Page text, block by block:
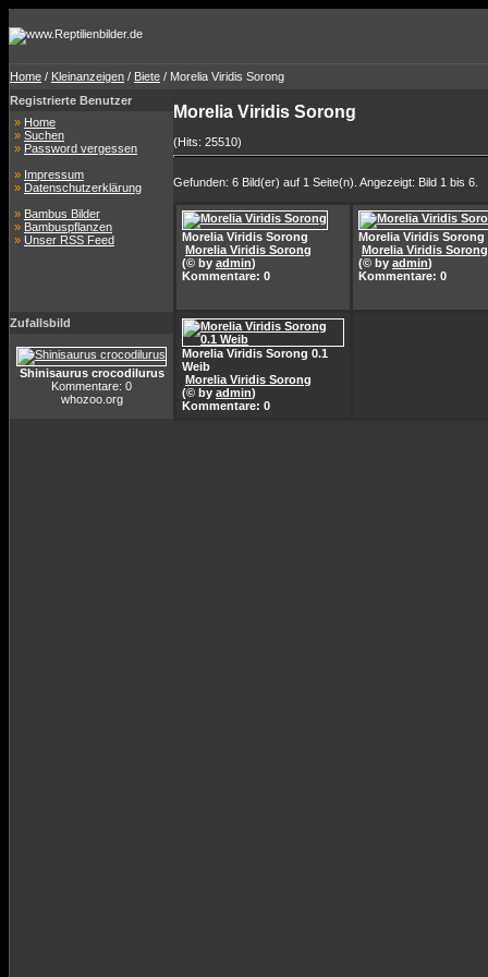
Home / Kleinanzeigen / Biete / Morelia Viridis Sorong
Registrierte Benutzer
» Home
» Suchen
» Password vergessen
» Impressum
» Datenschutzerklärung
» Bambus Bilder
» Bambuspflanzen
» Unser RSS Feed
Zufallsbild
Shinisaurus crocodilurus
Kommentare: 0
whozoo.org
Morelia Viridis Sorong
(Hits: 25510)
Gefunden: 6 Bild(er) auf 1 Seite(n). Angezeigt: Bild 1 bis 6.
Morelia Viridis Sorong
Morelia Viridis Sorong
(© by admin)
Kommentare: 0
Morelia Viridis Sorong
Morelia Viridis Sorong
(© by admin)
Kommentare: 0
Morelia Viridis Sorong 0.1
Weib
Morelia Viridis Sorong
(© by admin)
Kommentare: 0